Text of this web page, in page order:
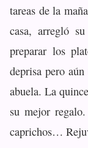
tareas de la
casa, arregló
preparar los
deprisa pero
abuela. La
su mejor
caprichos…